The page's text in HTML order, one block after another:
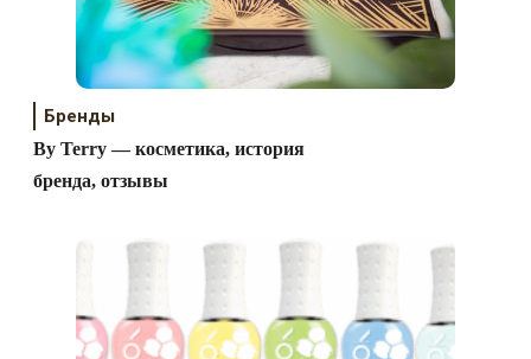
Бренды
By Terry — косметика, история
бренда, отзывы